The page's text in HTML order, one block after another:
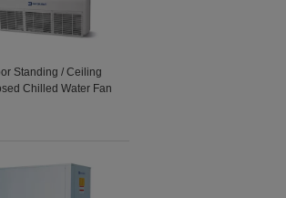
Standing / Ceiling
Chilled Water Fan